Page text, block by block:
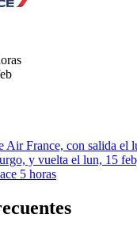
Air France, con salida el
y vuelta el lun, 15
5 horas